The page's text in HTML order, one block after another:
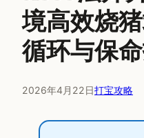
境高效烧
循环与保
2026年4月22日打宝攻略